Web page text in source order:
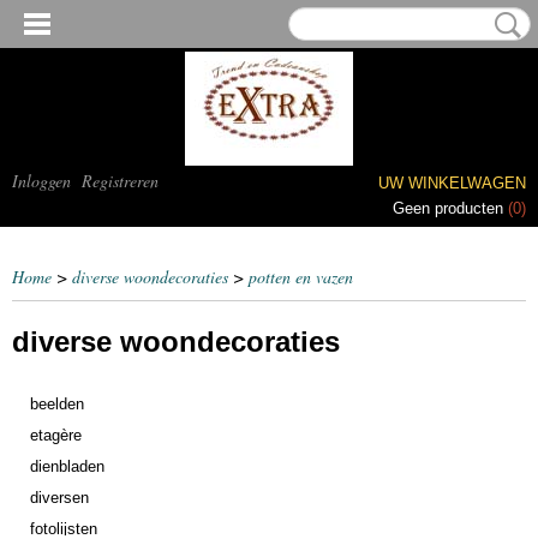
Inloggen Registreren
UW WINKELWAGEN
Geen producten (0)
Home > diverse woondecoraties > potten en vazen
diverse woondecoraties
beelden
etagère
dienbladen
diversen
fotolijsten